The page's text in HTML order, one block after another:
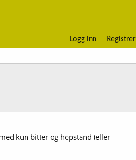
Logg inn Registrer
kun bitter og hopstand (eller